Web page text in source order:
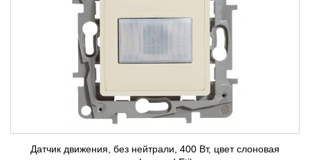
Датчик движения, без нейтрали, 400 Вт, цвет слоновая